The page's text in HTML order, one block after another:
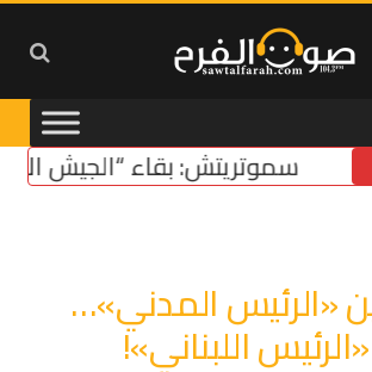
سموتريتش: بقاء “الجيش
«الرئيس المدني»…
اللبناني»!